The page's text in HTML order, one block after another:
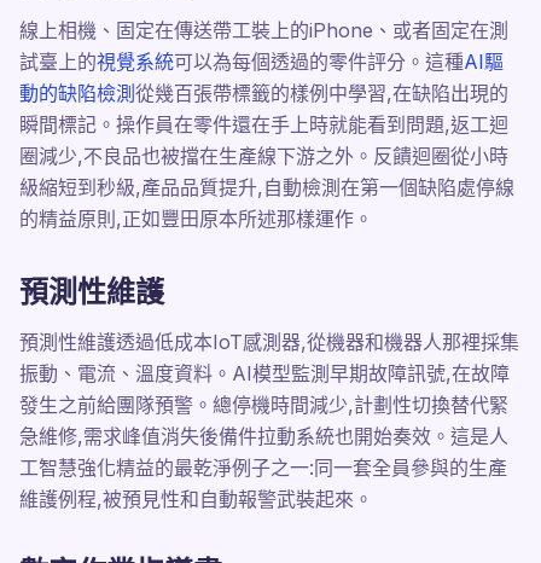
線上相機、固定在傳送帶工裝上的iPhone、或者固定在測
試臺上的視覺系統可以為每個透過的零件評分。這種AI驅
動的缺陷檢測 從幾百張帶標籤的樣例中學習,在缺陷出現的
瞬間標記。操作員在零件還在手上時就能看到問題,返工迴
圈減少,不良品也被擋在生產線下游之外。反饋迴圈從小時
級縮短到秒級,產品品質提升,自動檢測在第一個缺陷處停線
的精益原則,正如豐田原本所述那樣運作。
預測性維護
預測性維護透過低成本IoT感測器,從機器和機器人那裡採集
振動、電流、溫度資料。AI模型監測早期故障訊號,在故障
發生之前給團隊預警。總停機時間減少,計劃性切換替代緊
急維修,需求峰值消失後備件拉動系統也開始奏效。這是人
工智慧強化精益的最乾淨例子之一:同一套全員參與的生產
維護例程,被預見性和自動報警武裝起來。